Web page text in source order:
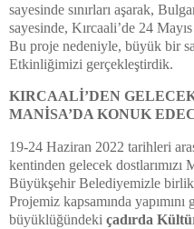
sayesinde sınırları aşarak,
sayesinde, Kırcaali’de 24
Bu proje nedeniyle, büyük bir
Etkinliğimizi gerçekleştirdik.
KIRCAALİ’DEN
MANİSA’DA KONUK
19-24 Haziran 2022 tarihleri
kentinden gelecek dostlarımızı
Büyükşehir Belediyemizle
Projemiz kapsamında
büyüklüğündeki çadırda